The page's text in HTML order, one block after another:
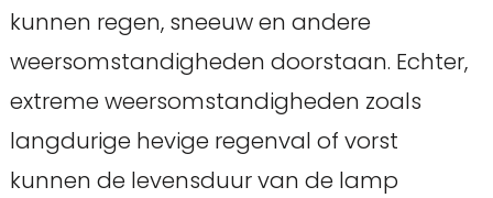
kunnen regen, sneeuw en andere
weersomstandigheden doorstaan. Echter,
extreme weersomstandigheden zoals
langdurige hevige regenval of vorst
kunnen de levensduur van de lamp